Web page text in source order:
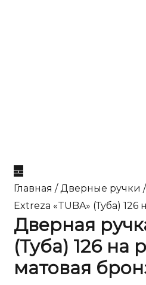
Главная /Дверные ручки /
Extreza «TUBA» (Туба) 126
Дверная
(Туба) 126 на
матовая